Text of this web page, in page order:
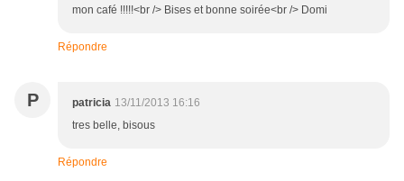
mon café !!!!!<br /> Bises et bonne soirée<br /> Domi
Répondre
P patricia 13/11/2013 16:16
tres belle, bisous
Répondre